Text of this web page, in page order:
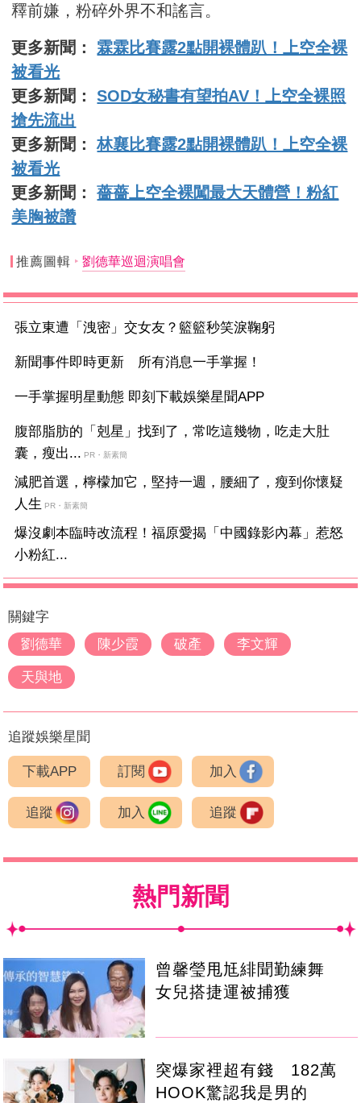
釋前嫌，粉碎外界不和謠言。
更多新聞： 霖霖比賽露2點開裸體趴！上空全裸
被看光
更多新聞：SOD女秘書有望拍AV！上空全裸照
搶先流出
更多新聞：林襄比賽露2點開裸體趴！上空全裸
被看光
更多新聞：薔薔上空全裸闖最大天體營！粉紅
美胸被讚
推薦圖輯 劉德華巡迴演唱會
張立東遭「洩密」交女友？籃籃秒笑淚鞠躬
新聞事件即時更新 所有消息一手掌握！
一手掌握明星動態 即刻下載娛樂星聞APP
腹部脂肪的「剋星」找到了，常吃這幾物，吃走大肚
囊，瘦出... PR・新素簡
減肥首選，檸檬加它，堅持一週，腰細了，瘦到你懷疑
人生 PR・新素簡
爆沒劇本臨時改流程！福原愛揭「中國錄影內幕」惹怒
小粉紅...
關鍵字
劉德華
陳少霞 破產 李文輝
天與地
追蹤娛樂星聞
下載APP 訂閱 加入
追蹤 加入 追蹤
熱門新聞
曾馨瑩甩尪緋聞勤練舞
女兒搭捷運被捕獲
突爆家裡超有錢 182萬
HOOK驚認我是男的